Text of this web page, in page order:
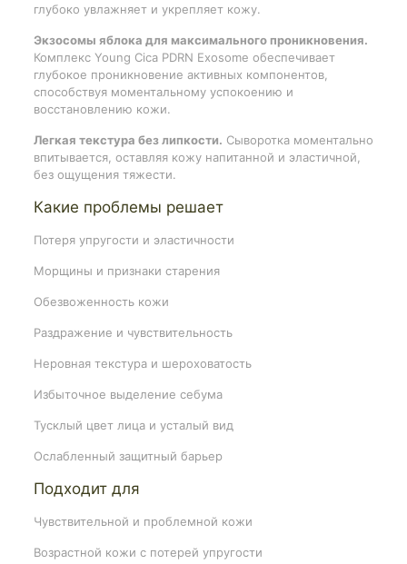
глубоко увлажняет и укрепляет кожу.
Экзосомы яблока для максимального проникновения.
Комплекс Young Cica PDRN Exosome обеспечивает
глубокое проникновение активных компонентов,
способствуя моментальному успокоению и
восстановлению кожи.
Легкая текстура без липкости. Сыворотка моментально
впитывается, оставляя кожу напитанной и эластичной,
без ощущения тяжести.
Какие проблемы решает
Потеря упругости и эластичности
Морщины и признаки старения
Обезвоженность кожи
Раздражение и чувствительность
Неровная текстура и шероховатость
Избыточное выделение себума
Тусклый цвет лица и усталый вид
Ослабленный защитный барьер
Подходит для
Чувствительной и проблемной кожи
Возрастной кожи с потерей упругости